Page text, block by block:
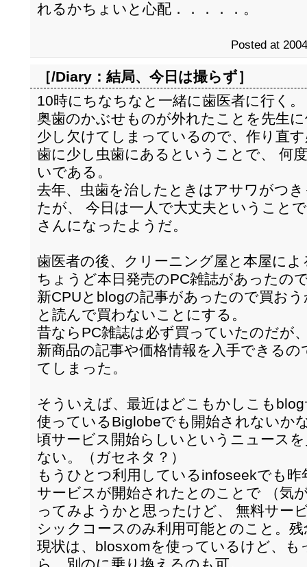
れるかちょいと心配．．．．．。
Posted at
［/Diary： 結局、今日は撮らず］
10時にちなちなと一緒に歯医者に行く。
奥歯のかぶせものが外れたことを先生
少し欠けてしまっているので、作り直
歯に少し虫歯にあるということで、 何
いである。
去年、虫歯を治したときはアサワがつ
たが、 今日は一人で大丈夫ということ
さんになったようだ。
歯医者の後、クリーニング屋と本屋によ
ちょうど本日発売のPC雑誌があったの
新CPUとblogの記事があったので買お
と読んで買わないことにする。
昔ならPC雑誌は必ず買っていたのだが
新商品の記事や価格情報を入手できる
てしまった。
そういえば、最近はどこもかしこも
使っているBiglobeでも開始されないか
頃サービス開始らしいというニュース
ない。（ガセネタ？）
もうひとつ利用しているinfoseekでも
サービスが開始されたとのことで （気
ってみようかと思ったけど、 無料サー
シックコースのみ利用可能とのこと。残
現状は、blosxomを使っているけど、